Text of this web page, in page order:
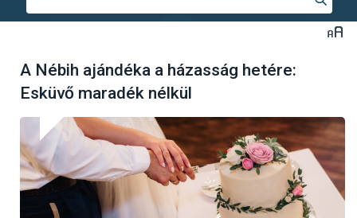
A Nébih ajándéka a házasság hetére:
Esküvő maradék nélkül